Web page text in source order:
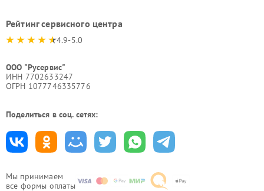
Мы принимаем
все формы оплаты
Рейтинг сервисного центра
4.9-5.0
ООО "Русервис"
ИНН 7702633247
ОГРН 1077746335776
Поделиться в соц. сетях: